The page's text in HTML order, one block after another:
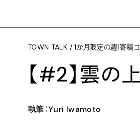
TOWN TALK / 1か月限定の週1寄稿
【#2】雲の
執筆：Yuri Iwamoto